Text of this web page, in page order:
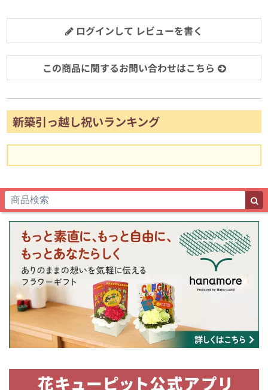
ログインして レビューを書く
この商品に関するお問い合わせはこちら
新築引っ越し祝いランキング